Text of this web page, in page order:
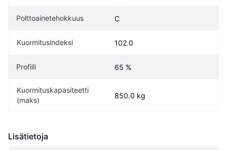
Polttoainetehokkuus C
Kuormitusindeksi 102.0
Profiili 65 %
Kuormituskapasiteetti
(maks)
850.0 kg
Lisätietoja